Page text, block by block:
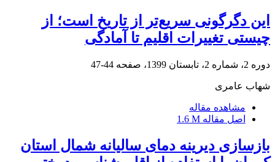
این دگرگونی سریع‌تر از تاریخ است؛ از
چیستی تغییرات اقلیم تا آمادگی
دوره 2، شماره 2، تابستان 1399، صفحه 44-47
شهاب عامری
مشاهده مقاله
اصل مقاله 1.6 M
بازسازی دیرینه دمای سالیانه شمال استان